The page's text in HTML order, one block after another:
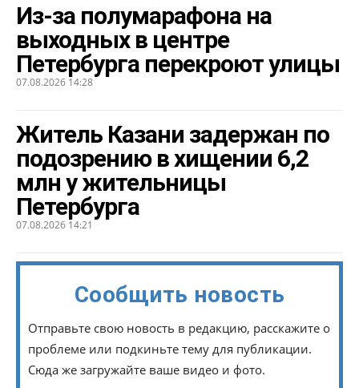
Из-за полумарафона на
выходных в центре
Петербурга перекроют улицы
07.08.2026 14:28
Житель Казани задержан по
подозрению в хищении 6,2
млн у жительницы
Петербурга
07.08.2026 14:21
Сообщить новость
Отправьте свою новость в редакцию, расскажите о
проблеме или подкиньте тему для публикации.
Сюда же загружайте ваше видео и фото.